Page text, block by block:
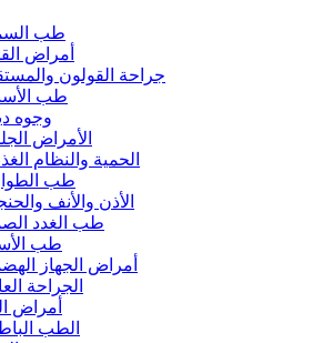
طب
أمراض
جراحة القولون
طب
وجوه
الأمراض
الحمية والنظام
طب
الأذن والأنف
طب الغدد
طب
أمراض الجهاز
الجراحة
أمراض
الطب